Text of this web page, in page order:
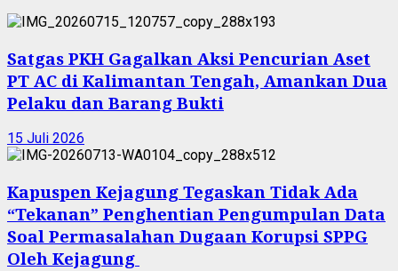
Satgas PKH Gagalkan Aksi Pencurian Aset
PT AC di Kalimantan Tengah, Amankan Dua
Pelaku dan Barang Bukti
15 Juli 2026
Kapuspen Kejagung Tegaskan Tidak Ada
“Tekanan” Penghentian Pengumpulan Data
Soal Permasalahan Dugaan Korupsi SPPG
Oleh Kejagung